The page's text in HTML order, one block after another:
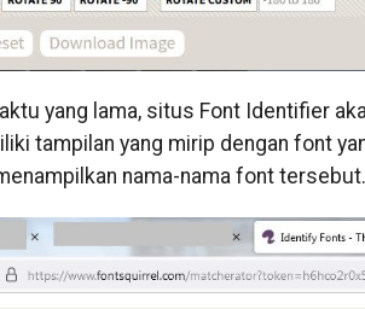
yang lama, situs Font Identifier
tampilan yang mirip dengan font
nama-nama font tersebut.